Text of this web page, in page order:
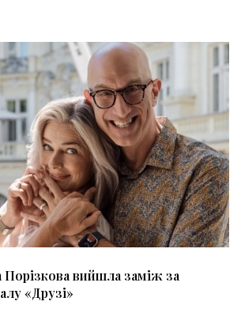
Порізкова вийшла заміж за
«Друзі»